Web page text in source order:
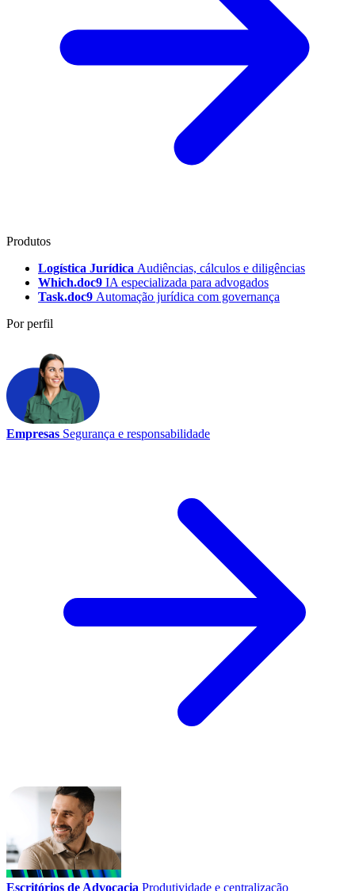
Produtos
Logística Jurídica Audiências, cálculos e diligências
Which.doc9 IA especializada para advogados
Task.doc9 Automação jurídica com governança
Por perfil
Empresas Segurança e responsabilidade
Escritórios de Advocacia Produtividade e centralização